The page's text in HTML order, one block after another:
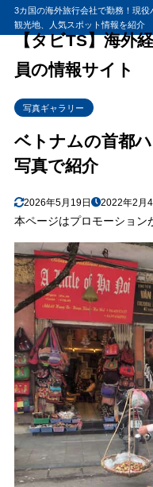
3カ国の海外旅行会社で勤務！現役
観光地、人気スポット情報を紹介
【タビTS】海外
員の情報サイト
写真ギャラリー
ベトナムの首都
写真で紹介
2026年5月19日 2022年2月4
本ページはプロモーション
目次
2 ベトナム料理のレストラ
3 ホテル周辺の旧市街を散
4 ハノイ旧市街の様子
6 ハノイ2日目です
7 ホアンキエム湖(Hoan
8 ホアンキエム湖の寺院
9 旧市街にあった露店の
10 ドンスアン市場(Dong
11 ドンスアン市場周辺野
12 Ly Trieu Quoc Su
13 セントジョセフ教会
14 ガジュマルかな?
15 ホアンキエム湖周辺の
16 ホアンキエム湖にまた